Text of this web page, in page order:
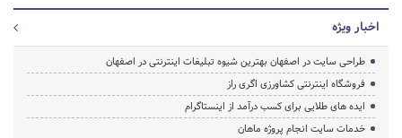
اخبار ویژه
طراحی سایت در اصفهان بهترین شیوه تبلیغات اینترنتی در اصفهان
فروشگاه اینترنتی کشاورزی اگری راز
ایده های طلایی برای کسب درآمد از اینستاگرام
خدمات سایت انجام پروژه ماهان